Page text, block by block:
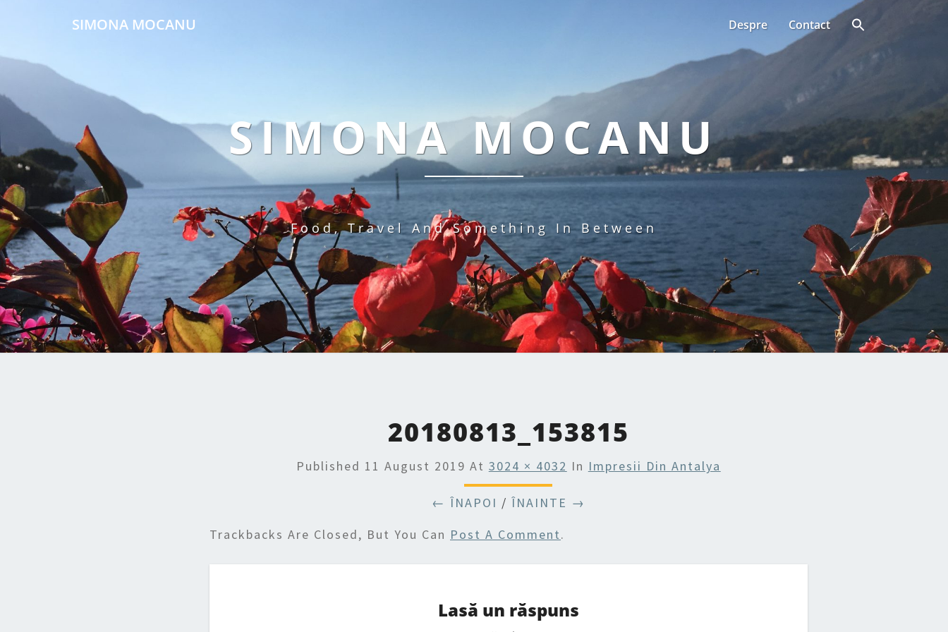
SIMONA MOCANU Despre Contact
SIMONA MOCANU
Food, Travel And Something In Between
20180813_153815
Published 11 August 2019 At 3024 × 4032 In Impresii Din Antalya
← ÎNAPOI / ÎNAINTE →
Trackbacks Are Closed, But You Can Post A Comment.
Lasă un răspuns